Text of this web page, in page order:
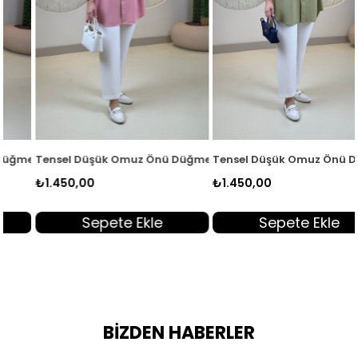
Tunik Sarı MGZN 7351
Tensel Düşük Omuz Önü Düğmeli Kadın Tunik Pembe MGZN 7351
₺1.450,00
Sepete Ekle
Tensel Düşük Omuz Önü
₺1.450,00
Sepete Ekle
BİZDEN HABERLER